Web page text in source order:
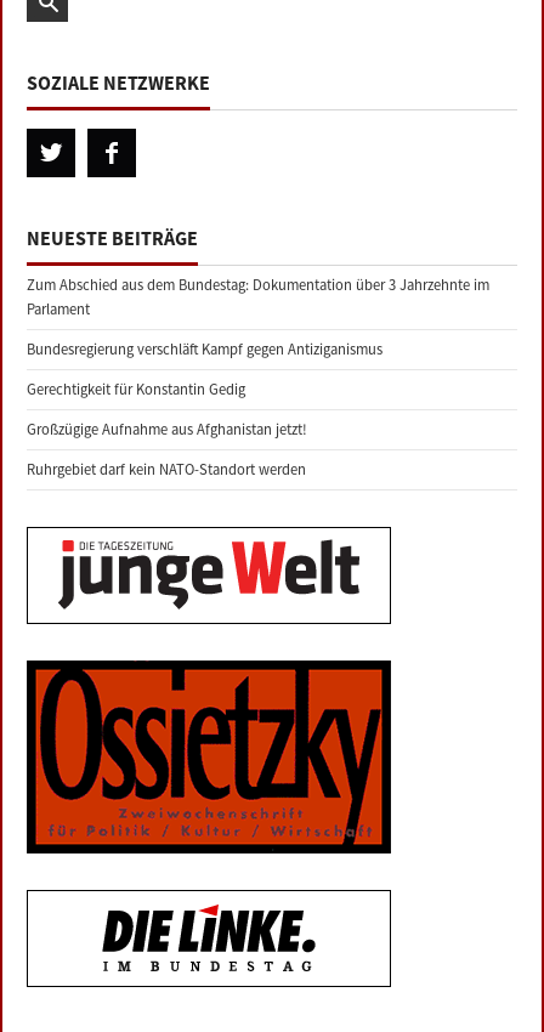
SOZIALE NETZWERKE
NEUESTE BEITRÄGE
Zum Abschied aus dem Bundestag: Dokumentation über 3 Jahrzehnte im
Parlament
Bundesregierung verschläft Kampf gegen Antiziganismus
Gerechtigkeit für Konstantin Gedig
Großzügige Aufnahme aus Afghanistan jetzt!
Ruhrgebiet darf kein NATO-Standort werden